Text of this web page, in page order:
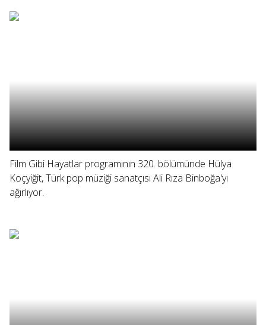
Film Gibi Hayatlar programının 320. bölümünde Hülya
Koçyiğit, Türk pop müziği sanatçısı Ali Rıza Binboğa'yı
ağırlıyor.